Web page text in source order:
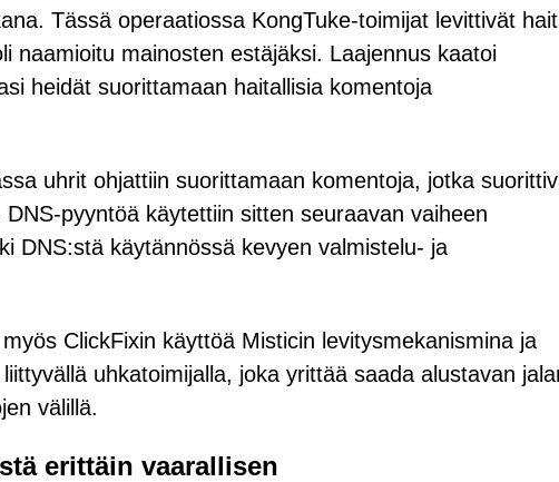
Tässä operaatiossa KongTuke-toimijat levittivät
naamioitu mainosten estäjäksi. Laajennus kaatoi
heidät suorittamaan haitallisia komentoja
uhrit ohjattiin suorittamaan komentoja, jotka
pyyntöä käytettiin sitten seuraavan vaiheen
DNS:stä käytännössä kevyen valmistelu- ja
ClickFixin käyttöä Misticin levitysmekanismina ja
uhkatoimijalla, joka yrittää saada alustavan
välillä.
erittäin vaarallisen